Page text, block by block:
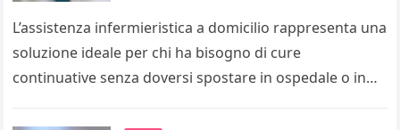
L’assistenza infermieristica a domicilio rappresenta una
soluzione ideale per chi ha bisogno di cure
continuative senza doversi spostare in ospedale o in